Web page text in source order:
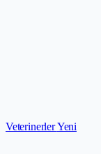
VeterinerlerYeni